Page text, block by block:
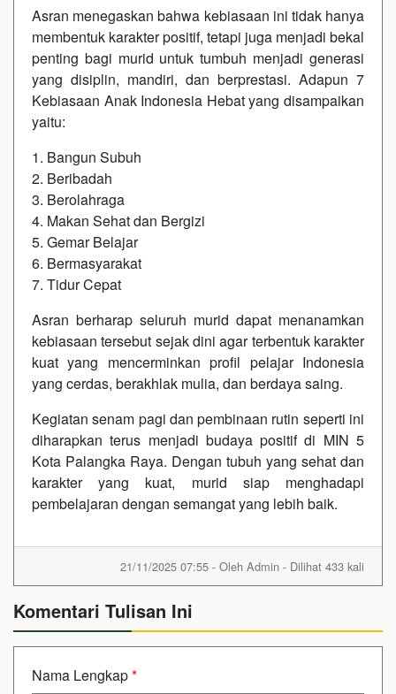
Asran menegaskan bahwa kebiasaan ini tidak hanya
membentuk karakter positif, tetapi juga menjadi bekal
penting bagi murid untuk tumbuh menjadi generasi
yang disiplin, mandiri, dan berprestasi. Adapun 7
Kebiasaan Anak Indonesia Hebat yang disampaikan
yaitu:
1. Bangun Subuh
2. Beribadah
3. Berolahraga
4. Makan Sehat dan Bergizi
5. Gemar Belajar
6. Bermasyarakat
7. Tidur Cepat
Asran berharap seluruh murid dapat menanamkan
kebiasaan tersebut sejak dini agar terbentuk karakter
kuat yang mencerminkan profil pelajar Indonesia
yang cerdas, berakhlak mulia, dan berdaya saing.
Kegiatan senam pagi dan pembinaan rutin seperti ini
diharapkan terus menjadi budaya positif di MIN 5
Kota Palangka Raya. Dengan tubuh yang sehat dan
karakter yang kuat, murid siap menghadapi
pembelajaran dengan semangat yang lebih baik.
21/11/2025 07:55 - Oleh Admin - Dilihat 433 kali
Komentari Tulisan Ini
Nama Lengkap*